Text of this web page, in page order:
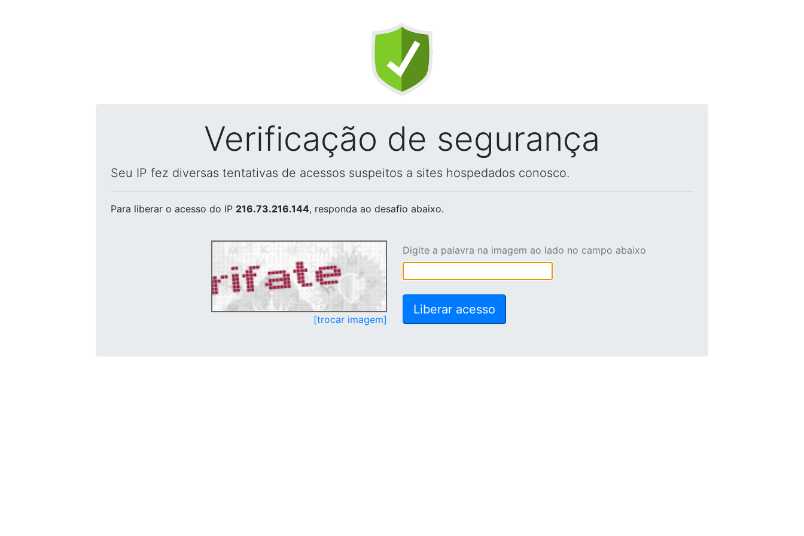
Verificação de segurança
Seu IP fez diversas tentativas de acessos suspeitos a sites hospedados conosco.
Para liberar o acesso do IP 216.73.216.144, responda ao desafio abaixo.
[trocar imagem]
Digite a palavra na imagem ao lado no campo abaixo